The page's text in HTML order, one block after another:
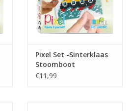
Pixel Set -Sinterklaas
Stoomboot
€11,99